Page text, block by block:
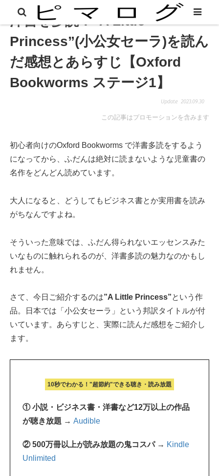
洋書を多読！”A Little
Princess”(小公女セーラ)を読ん
だ感想とあらすじ【Oxford
Bookworms ステージ1】
2023.09.30
この記事はプロモーションを含みます
初心者向けのOxford Bookworms で洋書多読をするよう
になってから、ふだんは絶対に読まないような児童書の
名作をどんどん読めています。
大人になると、どうしてもビジネス書とか実用書を読み
がちなんですよね。
そういった意味では、ふだん得られないエッセンスみた
いなものに触れられるのが、洋書多読の魅力なのかもし
れません。
さて、今日ご紹介するのは”A Little Princess”という作
品。日本では「小公女セーラ」という邦訳タイトルが付
いています。あらすじと、実際に読んだ感想をご紹介し
ます。
10秒でわかる！"超節約"できる聴き・読み放題
① 小説・ビジネス書・洋書など12万以上の作品
が聴き放題 → Audible
② 500万冊以上が読み放題の鬼コスパ → Kindle
Unlimited